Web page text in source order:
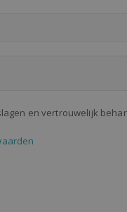
en vertrouwelijk